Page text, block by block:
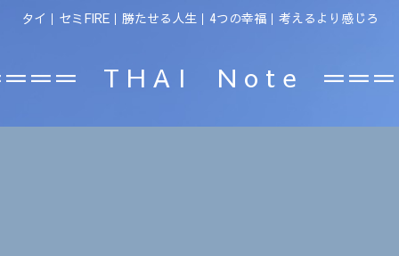
タイ｜セミFIRE｜勝たせる人生｜4つの幸福｜考えるより感じろ
＝＝＝ T H A I N o t e ＝＝＝